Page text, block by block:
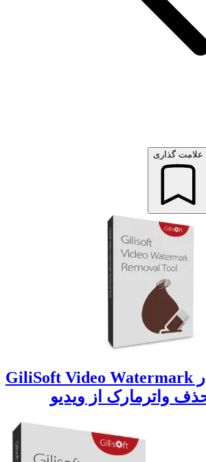
علامت گذاری
دانلود نرم افزار GiliSoft Video Watermark